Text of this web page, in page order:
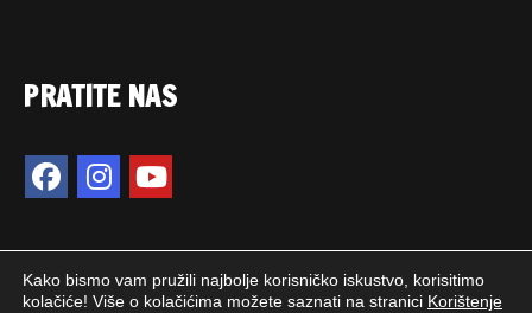
PRATITE NAS
Kako bismo vam pružili najbolje korisničko iskustvo, korisitimo
kolačiće! Više o kolačićima možete saznati na stranici Korištenje